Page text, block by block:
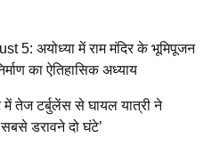
5: अयोध्या में राम मंदिर के भूमिपूजन
का ऐतिहासिक अध्याय
तेज टर्बुलेंस से घायल यात्री ने
सबसे डरावने दो घंटे’